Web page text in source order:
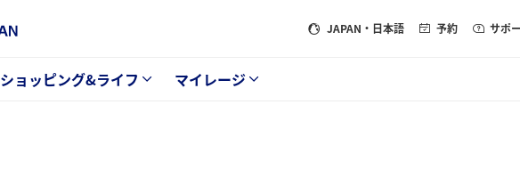
JAPAN ・日本語 予約 サポ
ショッピング&ライフ マイレージ